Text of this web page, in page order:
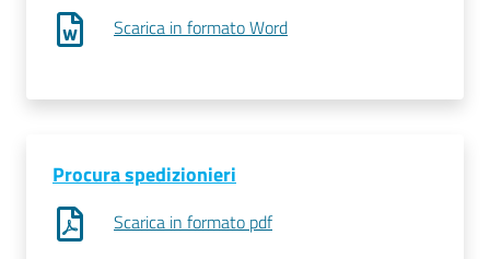
Scarica in formato Word
Procura spedizionieri
Scarica in formato pdf